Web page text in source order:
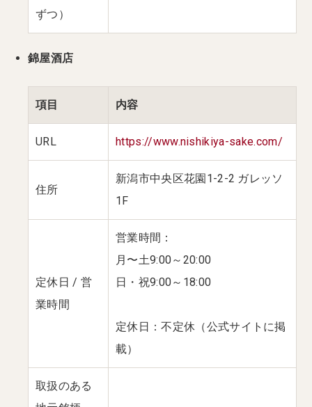
ずつ）
錦屋酒店
項目 内容
URL https://www.nishikiya-sake.com/
住所
新潟市中央区花園1-2-2 ガレッソ
1F
定休日 / 営
業時間
営業時間：
月〜土9:00～20:00
日・祝9:00～18:00
定休日：不定休（公式サイトに掲
載）
取扱のある